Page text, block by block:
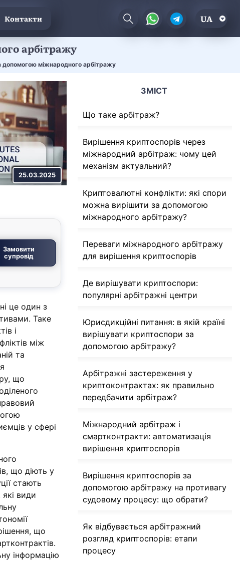
Контакти UA
арбітражу
допомогою міжнародного арбітражу
25.03.2025
Замовити
супровід
це один з
Таке
і
між
та
що
у сфері
що діють у
стають
види
що
інформацію
ЗМІСТ
Що таке арбітраж?
Вирішення криптоспорів через
міжнародний арбітраж: чому цей
механізм актуальний?
Криптовалютні конфлікти: які спори
можна вирішити за допомогою
міжнародного арбітражу?
Переваги міжнародного арбітражу
для вирішення криптоспорів
Де вирішувати криптоспори:
популярні арбітражні центри
Юрисдикційні питання: в якій країні
вирішувати криптоспори за
допомогою арбітражу?
Арбітражні застереження у
криптоконтрактах: як правильно
передбачити арбітраж?
Міжнародний арбітраж і
смартконтракти: автоматизація
вирішення криптоспорів
Вирішення криптоспорів за
допомогою арбітражу на противагу
судовому процесу: що обрати?
Як відбувається арбітражний
розгляд криптоспорів: етапи
процесу